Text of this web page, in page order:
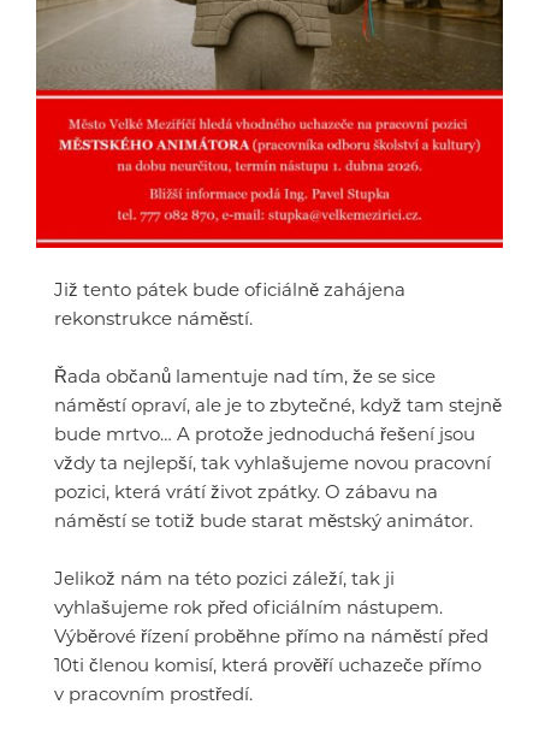
Již tento pátek bude oficiálně zahájena
rekonstrukce náměstí.
Řada občanů lamentuje nad tím, že se sice
náměstí opraví, ale je to zbytečné, když tam stejně
bude mrtvo… A protože jednoduchá řešení jsou
vždy ta nejlepší, tak vyhlašujeme novou pracovní
pozici, která vrátí život zpátky. O zábavu na
náměstí se totiž bude starat městský animátor.
Jelikož nám na této pozici záleží, tak ji
vyhlašujeme rok před oficiálním nástupem.
Výběrové řízení proběhne přímo na náměstí před
10ti členou komisí, která prověří uchazeče přímo
v pracovním prostředí.